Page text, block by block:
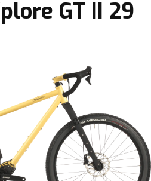
GT II 29